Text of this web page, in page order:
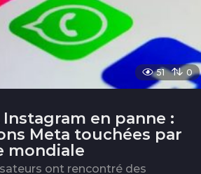
51 0
en panne :
Meta touchées par
mondiale
ont rencontré des